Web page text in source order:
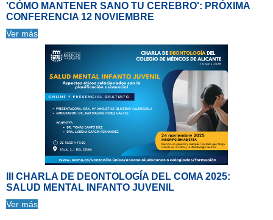
'CÓMO MANTENER SANO TU CEREBRO': PRÓXIMA
CONFERENCIA 12 NOVIEMBRE
Ver más
III CHARLA DE DEONTOLOGÍA DEL COMA 2025:
SALUD MENTAL INFANTO JUVENIL
Ver más